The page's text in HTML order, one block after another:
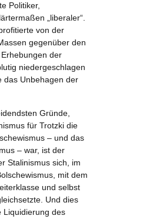
Politiker,
„liberaler“.
von der
gegenüber den
der
niedergeschlagen
das Unbehagen der
Gründe,
für Trotzki die
– und das
– war, ist der
Stalinismus sich, im
mit dem
und selbst
Und dies
Liquidierung des